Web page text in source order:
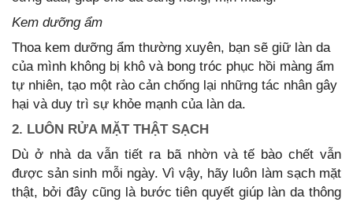
Kem dưỡng ẩm
Thoa kem dưỡng ẩm thường xuyên, bạn sẽ giữ làn da
của mình không bị khô và bong tróc phục hồi màng ẩm
tự nhiên, tạo một rào cản chống lại những tác nhân gây
hại và duy trì sự khỏe mạnh của làn da.
2. LUÔN RỬA MẶT THẬT SẠCH
Dù ở nhà da vẫn tiết ra bã nhờn và tế bào chết vẫn
được sản sinh mỗi ngày. Vì vậy, hãy luôn làm sạch mặt
thật, bởi đây cũng là bước tiên quyết giúp làn da thông